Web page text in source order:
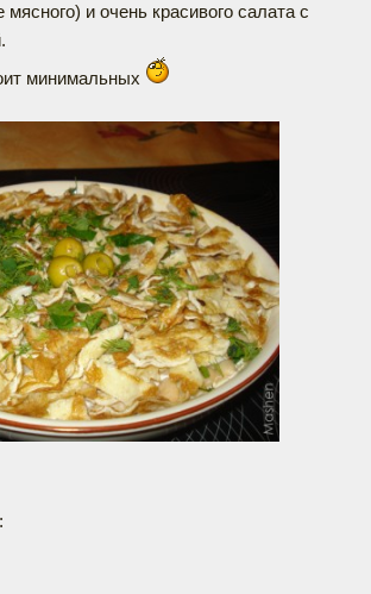
мясного) и очень красивого салата с
минимальных